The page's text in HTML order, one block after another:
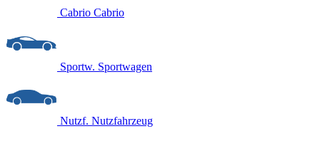
Cabrio Cabrio
Sportw. Sportwagen
Nutzf. Nutzfahrzeug